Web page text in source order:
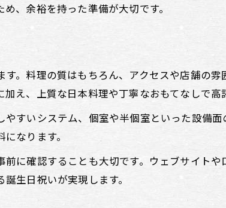
記念日に安心して選べる居酒屋の条件
、余裕を持った準備が大切です。
。料理の質はもちろん、アクセスや店舗の
え、上質な日本料理や丁寧なおもてなしで高
すいシステム、個室や半個室といった設備
なります。
に確認することも大切です。ウェブサイト
生日祝いが実現します。